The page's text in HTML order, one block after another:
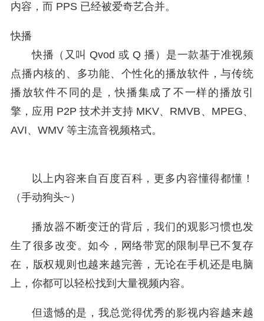
内容，而 PPS 已经被爱奇艺合并。
快播
快播（又叫 Qvod 或 Q 播）是一款基于准视频
点播内核的、多功能、个性化的播放软件，与传统
播放软件不同的是，快播集成了不一样的播放引
擎，应用 P2P 技术并支持 MKV、RMVB、MPEG、
AVI、WMV 等主流音视频格式。
以上内容来自百度百科，更多内容懂得都懂！
（手动狗头~）
播放器不断变迁的背后，我们的观影习惯也发
生了很多改变。如今，网络带宽的限制早已不复存
在，版权规则也越来越完善，无论在手机还是电脑
上，你都可以轻松找到大量视频内容。
但遗憾的是，我总觉得优秀的影视内容越来越